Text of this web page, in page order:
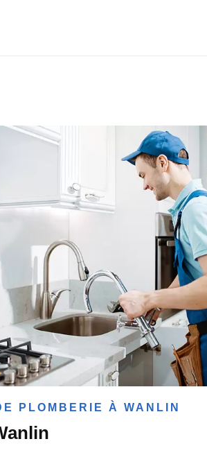
PLOMBERIE À WANLIN